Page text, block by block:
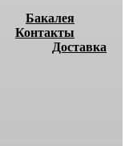
Бакалея
Контакты
Доставка